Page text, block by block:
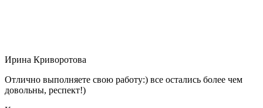
Ирина Криворотова
Отлично выполняете свою работу:) все остались более чем
довольны, респект!)